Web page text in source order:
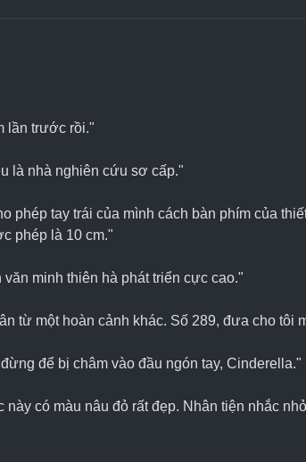
lần trước rồi."
là nhà nghiên cứu sơ cấp."
tay trái của mình cách bàn phím của
phép là 10 cm."
minh thiên hà phát triển cực cao."
từ một hoàn cảnh khác. Số 289, đưa cho tôi
để bị châm vào đầu ngón tay, Cinderella."
có màu nâu đỏ rất đẹp. Nhân tiện nhắc